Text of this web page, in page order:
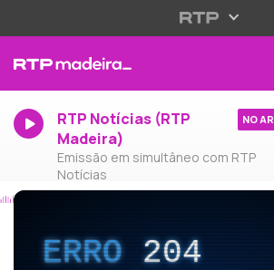
RTP Notícias (RTP
Madeira)
Emissão em simultâneo com RTP
Notícias
NO AR
ERRO204